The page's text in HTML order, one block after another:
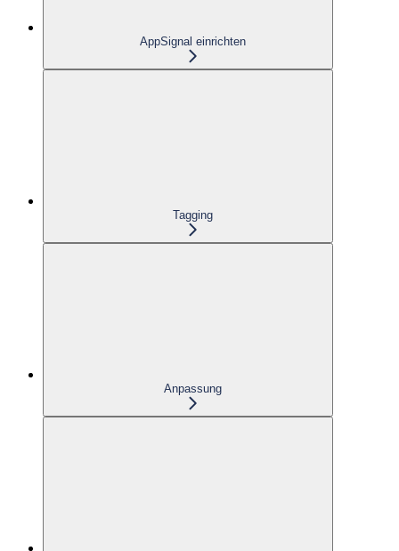
AppSignal einrichten
Tagging
Anpassung